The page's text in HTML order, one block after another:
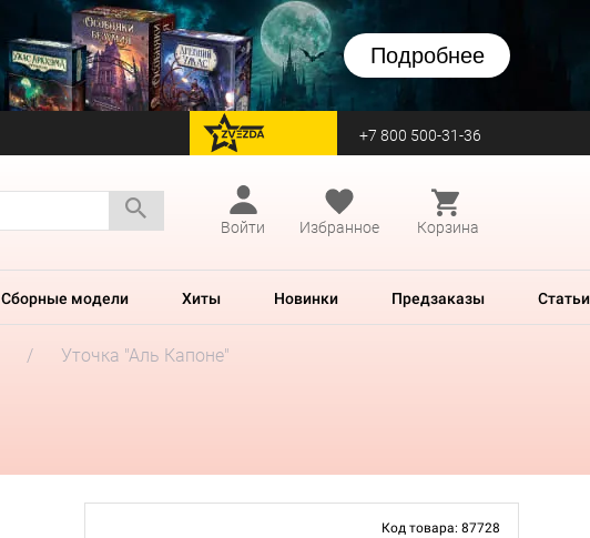
Подробнее
перейти на Zvezda +7 800 500-31-36
Войти
Избранное Корзина
Сборные модели Хиты Новинки Предзаказы Статьи
Уточка "Аль Капоне"
Код товара: 87728